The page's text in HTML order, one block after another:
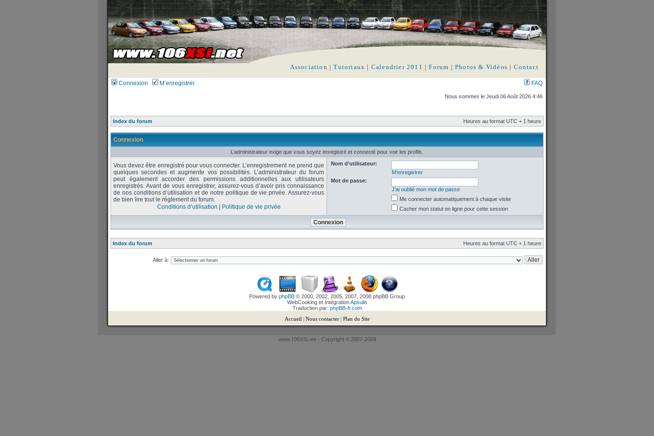
Association |Tutoriaux | Calendrier 2011 |Forum | Photos & Vidéos | Contact
Connexion M’enregistrer FAQ
Nous sommes le Jeudi 06 Août 2026 4:46
Index du forum Heures au format UTC + 1 heure
Connexion
L’administrateur exige que vous soyez enregistré et connecté pour voir les profils.
Vous devez être enregistré pour vous connecter. L’enregistrement ne prend que
quelques secondes et augmente vos possibilités. L’administrateur du forum
peut également accorder des permissions additionnelles aux utilisateurs
enregistrés. Avant de vous enregistrer, assurez-vous d’avoir pris connaissance
de nos conditions d’utilisation et de notre politique de vie privée. Assurez-vous
de bien lire tout le règlement du forum.
Conditions d’utilisation
Politique de vie privée
Nom d’utilisateur:
M’enregistrer
Mot de passe:
J’ai oublié mon mot de passe
Me connecter automatiquement à chaque visite
Cacher mon statut en ligne pour cette session
Index du forum Heures au format UTC + 1 heure
Aller à:
Powered by phpBB © 2000, 2002, 2005, 2007, 2008 phpBB Group
WebCooking et IntégrationApsulis
Traduction par: phpBB-fr.com
Accueil | Nous contacter| Plan du Site
www.106XSi.net - Copyright © 2007-2009